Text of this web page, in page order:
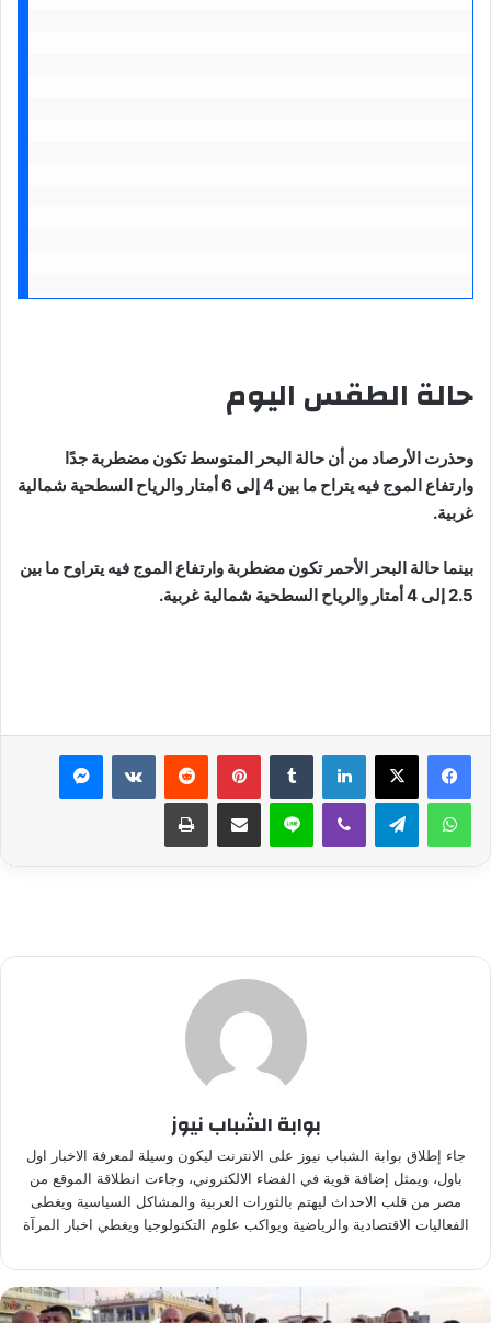
حالة الطقس اليوم
وحذرت الأرصاد من أن حالة البحر المتوسط تكون مضطربة جدًا
وارتفاع الموج فيه يتراح ما بين 4 إلى 6 أمتار والرياح السطحية شمالية
غربية.
بينما حالة البحر الأحمر تكون مضطربة وارتفاع الموج فيه يتراوح ما بين
2.5 إلى 4 أمتار والرياح السطحية شمالية غربية.
لينكدإن بينتيريست ماسنجر
واتساب تيلقرام ڤايبر لاين مشاركة عبر البريد طباعة
بوابة الشباب نيوز
جاء إطلاق بوابة الشباب نيوز على الانترنت ليكون وسيلة لمعرفة الاخبار اول
باول، ويمثل إضافة قوية في الفضاء الالكتروني، وجاءت انطلاقة الموقع من
مصر من قلب الاحداث ليهتم بالثورات العربية والمشاكل السياسية ويغطى
الفعاليات الاقتصادية والرياضية ويواكب علوم التكنولوجيا ويغطي اخبار المرآة